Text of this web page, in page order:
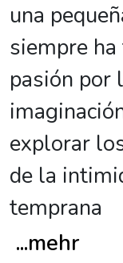
una
siempre
pasión por
explorar
de la
temprana
...mehr